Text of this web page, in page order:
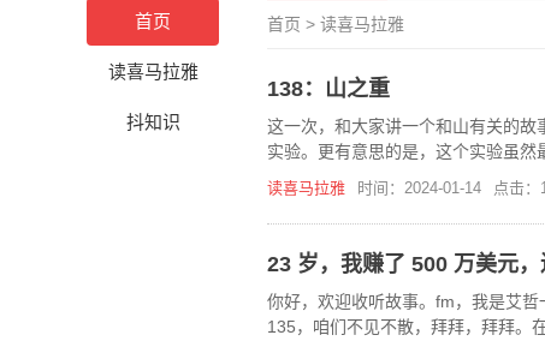
首页
读喜马拉雅
抖知识
首页 > 读喜马拉雅
138：山之重
这一次，和大家讲一个和山有关的故
实验。更有意思的是，这个实验虽然
怎么回事呢？
读喜马拉雅 时间：2024-01-14 点击：
23 岁，我赚了 500 万美元
你好，欢迎收听故事。fm，我是艾
135，咱们不见不散，拜拜，拜拜。